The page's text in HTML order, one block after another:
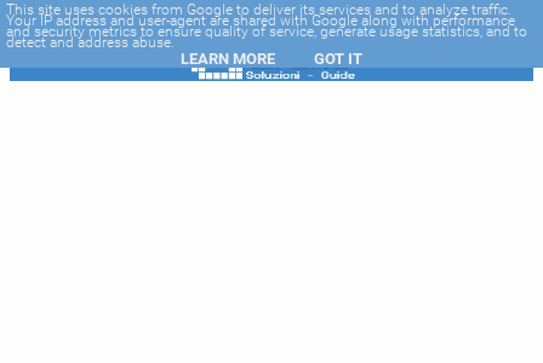
-->
This site uses cookies from Google to deliver its services and to analyze traffic.
Your IP address and user-agent are shared with Google along with performance
and security metrics to ensure quality of service, generate usage statistics, and to
detect and address abuse.
LEARN MORE GOT IT